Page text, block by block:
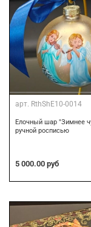
арт. RthShE10-0014
Елочный шар "Зимнее
ручной росписью
5 000.00 руб